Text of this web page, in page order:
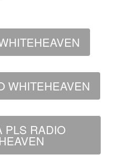
WHITEHEAVEN
PLS RADIO